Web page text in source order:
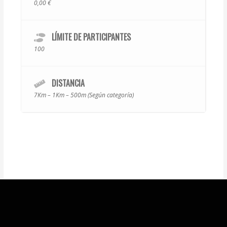
0,00 €
LÍMITE DE PARTICIPANTES
100
DISTANCIA
7Km – 1Km – 500m (Según categoría)